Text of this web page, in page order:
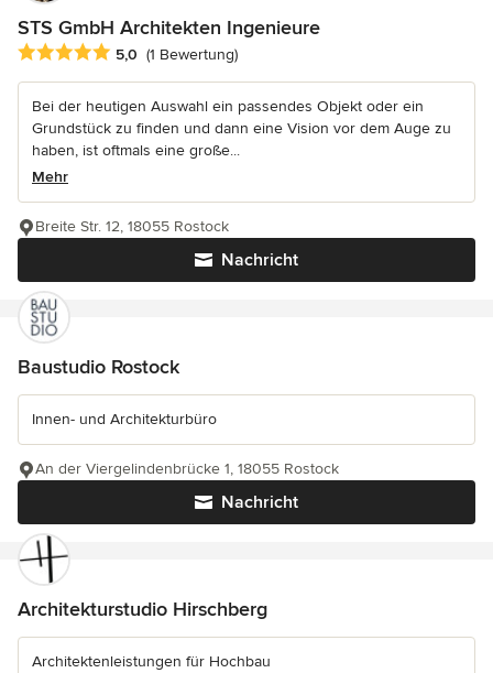
STS GmbH Architekten Ingenieure
Durchschnittliche Bewertung: 5 von 5 Sternen
5,0 (1 Bewertung)
Bei der heutigen Auswahl ein passendes Objekt oder ein
Grundstück zu finden und dann eine Vision vor dem Auge zu
haben, ist oftmals eine große...
Mehr
Nachricht
Breite Str. 12, 18055 Rostock
Baustudio Rostock
Innen- und Architekturbüro
Nachricht
An der Viergelindenbrücke 1, 18055 Rostock
Architekturstudio Hirschberg
Architektenleistungen für Hochbau